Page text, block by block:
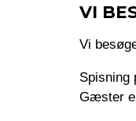
VI
Vi
Spisning
Gæster